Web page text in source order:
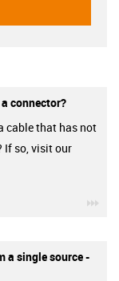
connector?
cable that has not
If so, visit our
a single source -